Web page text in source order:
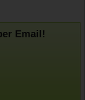
Email!